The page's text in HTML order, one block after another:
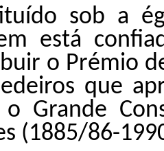
sob a
está
o Prémio
que
o Grande
(1885/86-